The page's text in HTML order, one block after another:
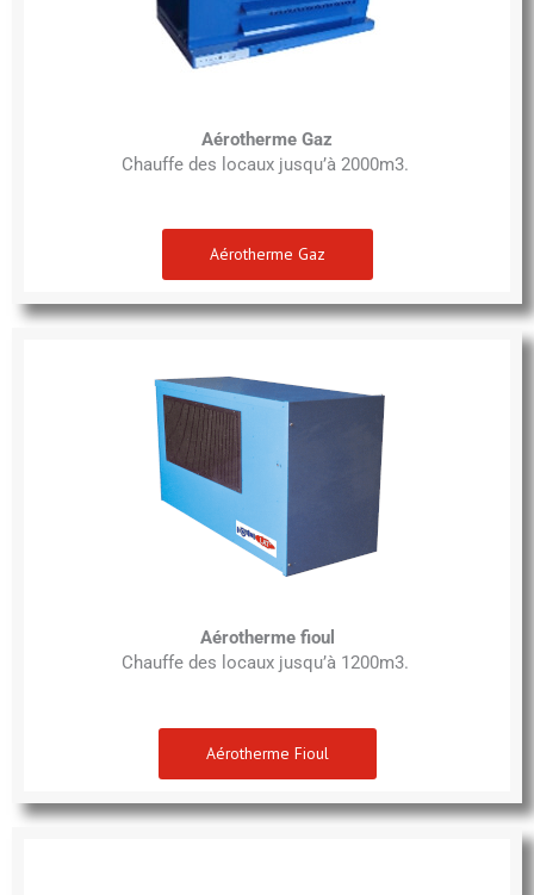
Aérotherme Gaz
Chauffe des locaux jusqu’à 2000m3.
Aérotherme Gaz
Aérotherme fioul
Chauffe des locaux jusqu’à 1200m3.
Aérotherme Fioul